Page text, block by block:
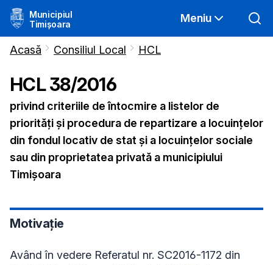
Municipiul
Timișoara
Meniu
Acasă Consiliul Local HCL
HCL38/2016
privind criteriile de întocmire a listelor de
priorităţi şi procedura de repartizare a locuinţelor
din fondul locativ de stat şi a locuinţelor sociale
sau din proprietatea privată a municipiului
Timişoara
Motivație
Având în vedere Referatul nr. SC2016-1172 din